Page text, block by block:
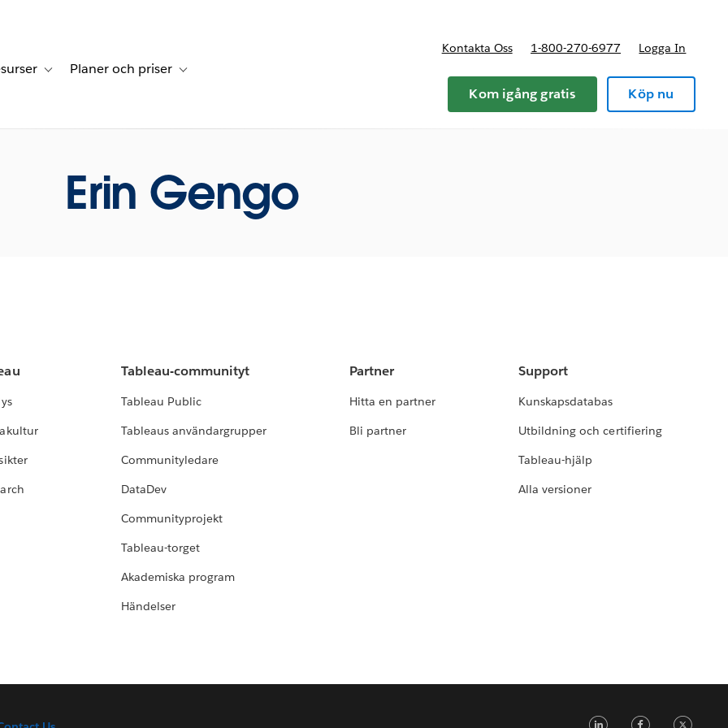
navigation for Lösningar
Toggle sub-navigation for Resurser
Planer och priser Toggle sub-navigation for Planer och priser
Kontakta Oss 1-800-270-6977 Logga In
Kom igång gratis Köp nu
Erin Gengo
Tableau-communityt
Tableau Public
Tableaus användargrupper
Communityledare
DataDev
Communityprojekt
Tableau-torget
Akademiska program
Händelser
Partner
Hitta en partner
Bli partner
Support
Kunskapsdatabas
Utbildning och certifiering
Tableau-hjälp
Alla versioner